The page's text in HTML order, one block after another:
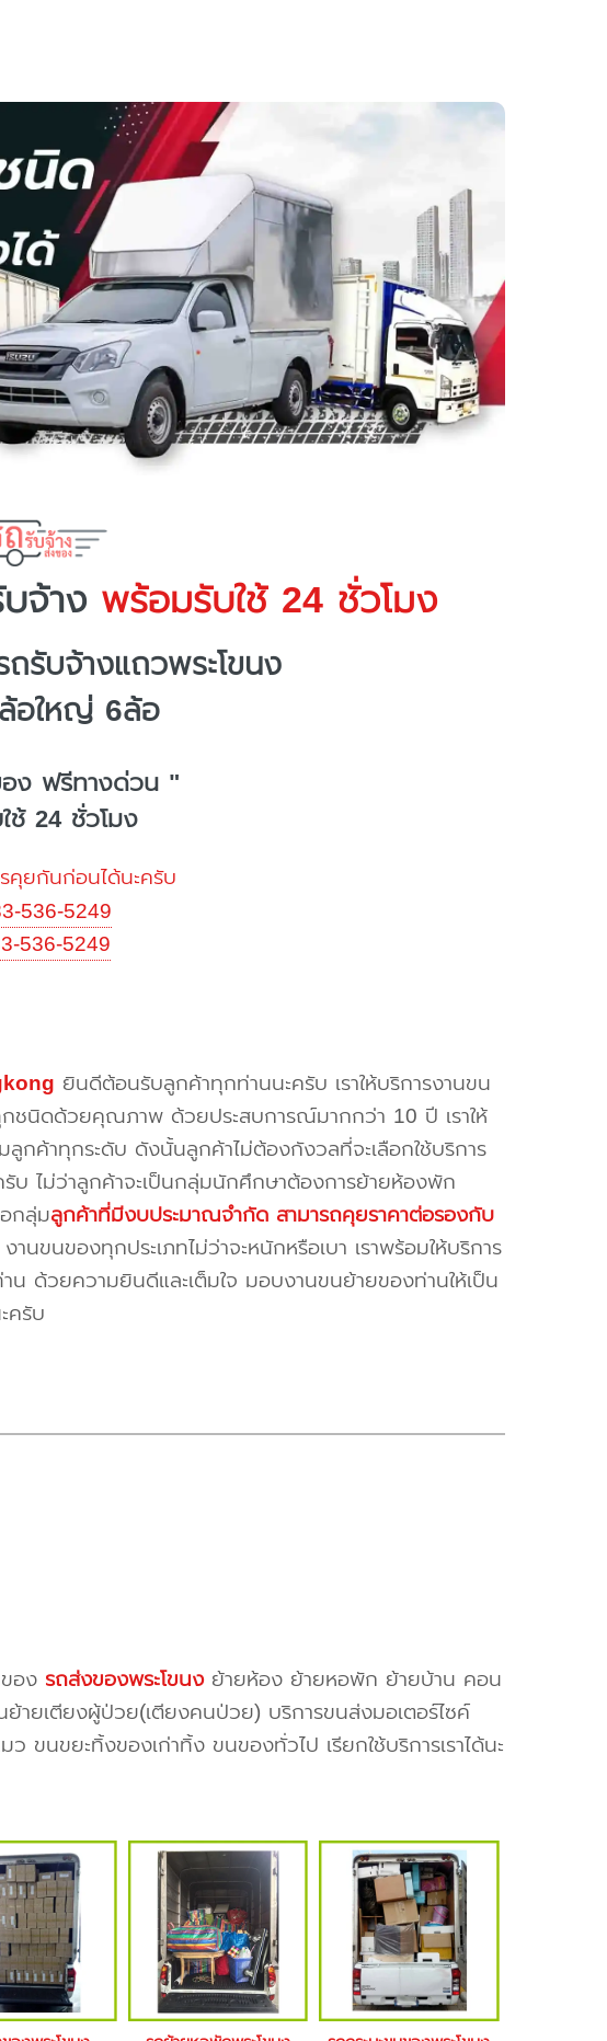
จ้าง พร้อมรับใช้ 24 ชั่วโมง
รับจ้างแถวพระโขนง
อใหญ่ 6ล้อ
ง ฟรีทางด่วน "
ช้ 24 ชั่วโมง
คุยกันก่อนได้นะครับ
536-5249
536-5249
ยินดีต้อนรับลูกค้าทุกท่านนะครับ เราให้บริการงานขน
ชนิดด้วยคุณภาพ ด้วยประสบการณ์มากกว่า 10 ปี เราให้
ลูกค้าทุกระดับ ดังนั้นลูกค้าไม่ต้องกังวลที่จะเลือกใช้บริการ
ครับ ไม่ว่าลูกค้าจะเป็นกลุ่มนักศึกษาต้องการย้ายห้องพัก
กลุ่มลูกค้าที่มีงบประมาณจำกัด สามารถคุยราคาต่อรองกับ
านขนของทุกประเภทไม่ว่าจะหนักหรือเบา เราพร้อมให้บริการ
น ด้วยความยินดีและเต็มใจ มอบงานขนย้ายของท่านให้เป็น
ครับ
อง รถส่งของพระโขนงย้ายห้อง ย้ายหอพัก ย้ายบ้าน คอน
ายเตียงผู้ป่วย(เตียงคนป่วย) บริการขนส่งมอเตอร์ไซค์
นขยะทิ้งของเก่าทิ้ง ขนของทั่วไป เรียกใช้บริการเราได้นะ